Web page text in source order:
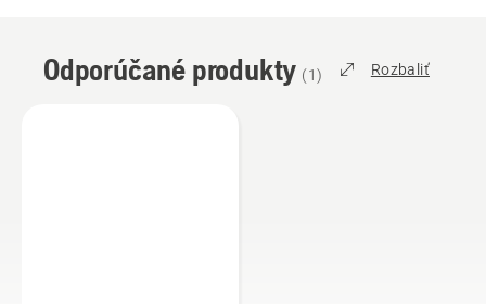
Odporúčané produkty (1) Rozbaliť